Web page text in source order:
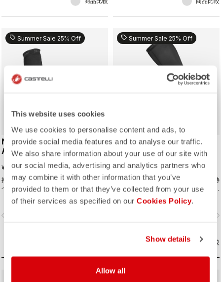
This website uses cookies
We use cookies to personalise content and ads, to
provide social media features and to analyse our traffic.
We also share information about your use of our site with
our social media, advertising and analytics partners who
may combine it with other information that you’ve
provided to them or that they’ve collected from your use
of their services as specified on our Cookies Policy.
Show details
Allow all
sell Summer Sale 25% Off
NANO FLEX 3G
ARMWARMER
¥7,920 ¥5,940
撥水力、保温性、伸縮性を同時に併せ持
つナノフレックス素材のアームウォーマ
ー。トッププロ選手も愛用するほどあら
ゆる天候に安心して使用できる人気製
品。
sell Summer Sale 25% Off
NANO FLEX 3G
LEGWARMER
¥13,750 ¥10,312
撥水力、保温性、伸縮性を同時に併せ持
つナノフレックス素材のレッグウォーマ
ー。トッププロ選手も愛用するほどあら
ゆる天候に安心して使用できる人気製
商品比較